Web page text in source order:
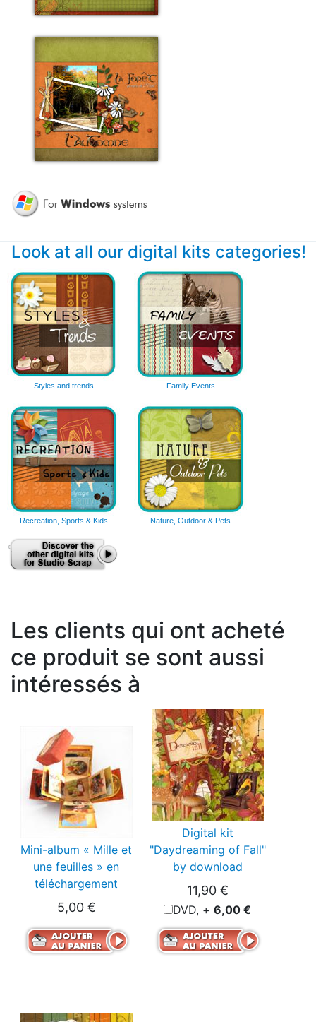
Look at all our digital kits categories!
Styles and trends Family Events
Recreation, Sports & Kids Nature, Outdoor & Pets
Les clients qui ont acheté
ce produit se sont aussi
intéressés à
Mini-album « Mille et
une feuilles » en
téléchargement
5,00 €
Digital kit
"Daydreaming of Fall"
by download
11,90 €
DVD, + 6,00 €